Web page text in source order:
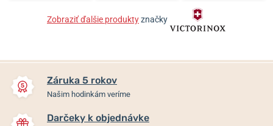
Zobraziť ďalšie produktyznačky
Záruka 5 rokov
Našim hodinkám veríme
Darčeky k objednávke